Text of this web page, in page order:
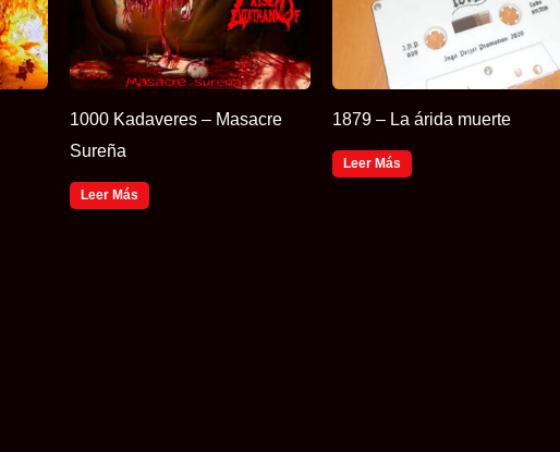
1000 Kadaveres – Masacre
Sureña
Leer Más
1879 – La árida muerte
Leer Más